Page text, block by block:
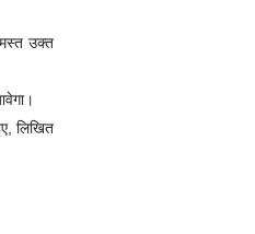
उक्त
लिखित